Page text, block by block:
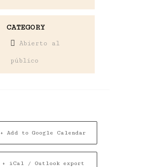
CATEGORY
Abierto al
público
+ Add to Google Calendar
+ iCal / Outlook export